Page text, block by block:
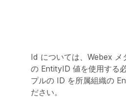
Id については、Webex メ
の EntityID 値を使用する
プルの ID を所属組織の
ださい。